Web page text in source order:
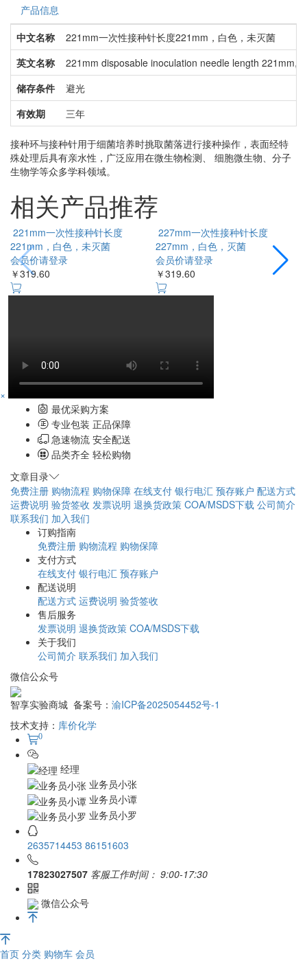
产品信息
中文名称
221mm一次性接种针长度221mm，白色，未灭菌
英文名称
221mm disposable inoculation needle length 221mm,
储存条件
避光
有效期
三年
接种环与接种针用于细菌培养时挑取菌落进行接种操作，表面经特
殊处理后具有亲水性，广泛应用在微生物检测、 细胞微生物、分子
生物学等众多学科领域。
相关产品推荐
221mm一次性接种针长度
221mm，白色，未灭菌
会员价请登录
￥319.60
227mm一次性接种针长度
227mm，白色，灭菌
会员价请登录
￥319.60
×
最优采购方案
专业包装 正品保障
急速物流 安全配送
品类齐全 轻松购物
文章目录
免费注册 购物流程 购物保障 在线支付 银行电汇 预存账户 配送方式
运费说明 验货签收 发票说明 退换货政策 COA/MSDS下载 公司简介
联系我们 加入我们
订购指南
免费注册 购物流程 购物保障
支付方式
在线支付 银行电汇 预存账户
配送说明
配送方式 运费说明 验货签收
售后服务
发票说明 退换货政策 COA/MSDS下载
关于我们
公司简介 联系我们 加入我们
微信公众号
智享实验商城 备案号： 渝ICP备2025054452号-1
技术支持： 库价化学
0
经理
业务员小张
业务员小谭
业务员小罗
2635714453 86151603
17823027507 客服工作时间： 9:00-17:30
微信公众号
首页 分类 购物车 会员